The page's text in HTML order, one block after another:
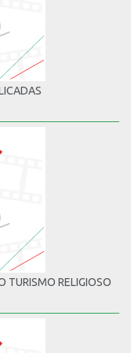
TURISMO RELIGIOSO